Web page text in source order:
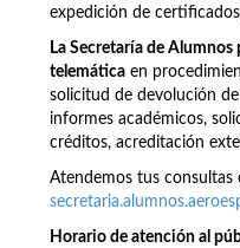
expedición de
La Secretaría de
telemática en
solicitud de devolución
informes académicos,
créditos, acreditación
Atendemos tus consultas
Horario de atención al